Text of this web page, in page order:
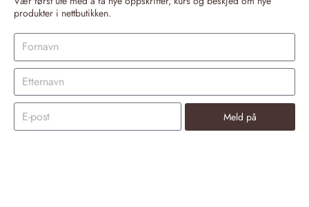
produkter i nettbutikken.
Meld på